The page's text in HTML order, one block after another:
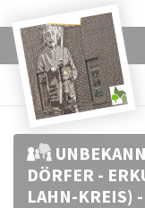
DÖRFER -
LAHN-KREIS)